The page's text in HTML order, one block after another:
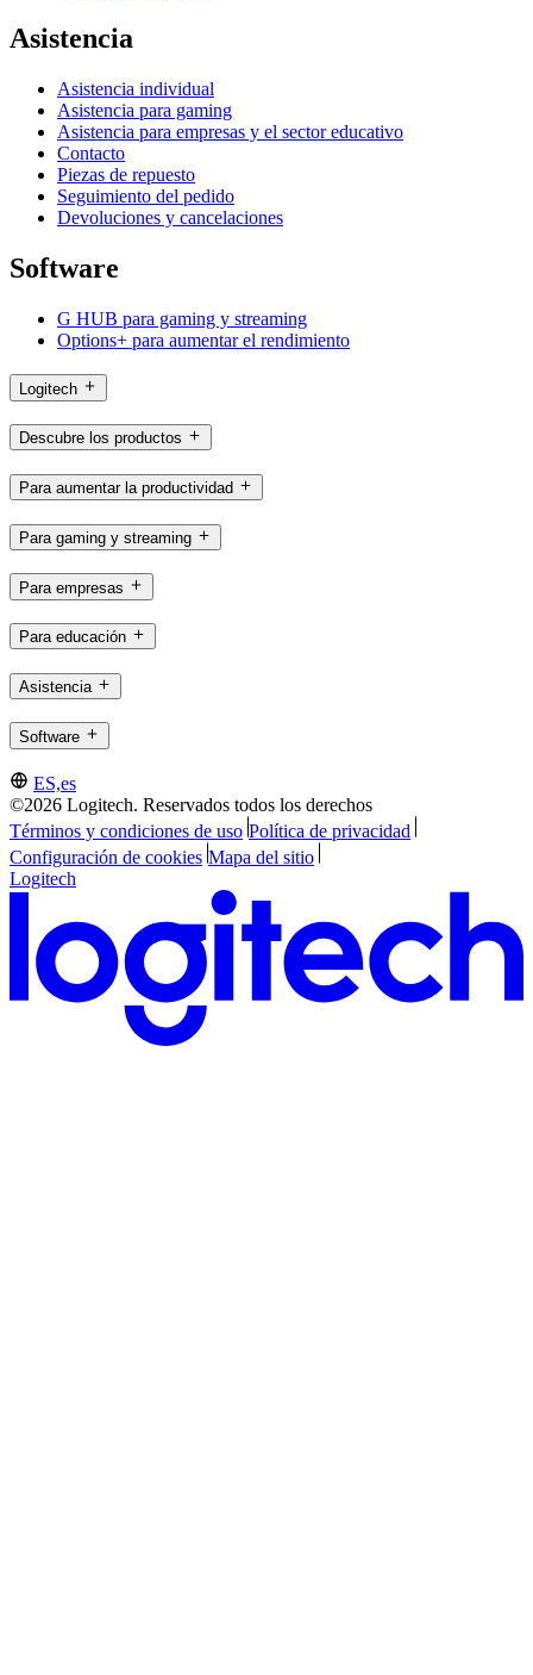
Asistencia
Asistencia individual
Asistencia para gaming
Asistencia para empresas y el sector educativo
Contacto
Piezas de repuesto
Seguimiento del pedido
Devoluciones y cancelaciones
Software
G HUB para gaming y streaming
Options+ para aumentar el rendimiento
Logitech
Descubre los productos
Para aumentar la productividad
Para gaming y streaming
Para empresas
Para educación
Asistencia
Software
ES,es
©2026 Logitech. Reservados todos los derechos
Términos y condiciones de uso Política de privacidad
Configuración de cookies Mapa del sitio
Logitech